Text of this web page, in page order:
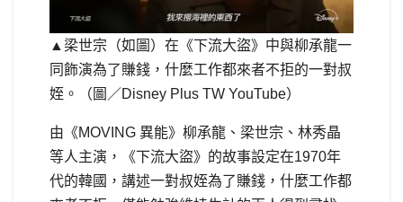
▲梁世宗（如圖）在《下流大盜》中與柳承龍一
同飾演為了賺錢，什麼工作都來者不拒的一對叔
姪。（圖／Disney Plus TW YouTube）
由《MOVING 異能》柳承龍、梁世宗、林秀晶
等人主演，《下流大盜》的故事設定在1970年
代的韓國，講述一對叔姪為了賺錢，什麼工作都